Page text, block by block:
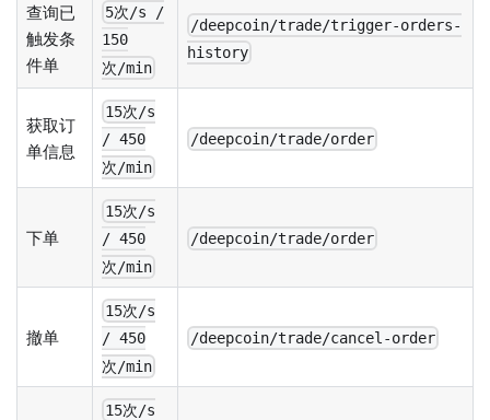
查询已
触发条
件单
5次/s /
150
次/min
/deepcoin/trade/trigger-orders-
history
获取订
单信息
15次/s
/ 450
次/min
/deepcoin/trade/order
下单
15次/s
/ 450
次/min
/deepcoin/trade/order
撤单
15次/s
/ 450
次/min
/deepcoin/trade/cancel-order
15次/s